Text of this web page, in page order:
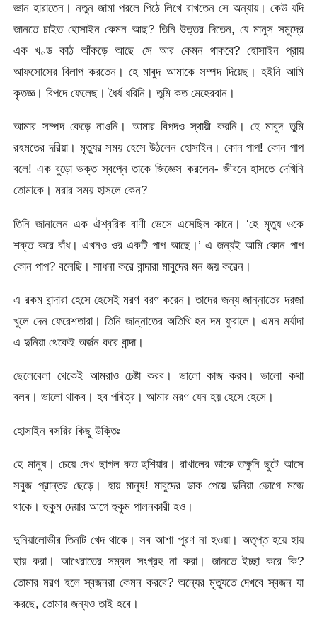
জ্ঞান হারাতেন। নতুন জামা পরলে পিঠে লিখে রাখতেন সে অন্যায়। কেউ যদি
জানতে চাইত হোসাইন কেমন আছ? তিনি উত্তর দিতেন, যে মানুস সমুদ্রে
এক খণ্ড কাঠ আঁকড়ে আছে সে আর কেমন থাকবে? হোসাইন প্রায়
আফসোসের বিলাপ করতেন। হে মাবুদ আমাকে সম্পদ দিয়েছ। হইনি আমি
কৃতজ্ঞ। বিপদে ফেলেছ। ধৈর্য ধরিনি। তুমি কত মেহেরবান।
আমার সম্পদ কেড়ে নাওনি। আমার বিপদও স্থায়ী করনি। হে মাবুদ তুমি
রহমতের দরিয়া। মৃত্যুর সময় হেসে উঠলেন হোসাইন। কোন পাপ! কোন পাপ
বলে! এক বুড়ো ভক্ত স্বপ্নে তাকে জিজ্ঞেস করলেন- জীবনে হাসতে দেখিনি
তোমাকে। মরার সময় হাসলে কেন?
তিনি জানালেন এক ঐশ্বরিক বাণী ভেসে এসেছিল কানে। ‘হে মৃত্যু ওকে
শক্ত করে বাঁধ। এখনও ওর একটি পাপ আছে।’ এ জন্যই আমি কোন পাপ
কোন পাপ? বলেছি। সাধনা করে বান্দারা মাবুদের মন জয় করেন।
এ রকম বান্দারা হেসে হেসেই মরণ বরণ করেন। তাদের জন্য জান্নাতের দরজা
খুলে দেন ফেরেশতারা। তিনি জান্নাতের অতিথি হন দম ফুরালে। এমন মর্যাদা
এ দুনিয়া থেকেই অর্জন করে বান্দা।
ছেলেবেলা থেকেই আমরাও চেষ্টা করব। ভালো কাজ করব। ভালো কথা
বলব। ভালো থাকব। হব পবিত্র। আমার মরণ যেন হয় হেসে হেসে।
হোসাইন বসরির কিছু উক্তিঃ
হে মানুষ। চেয়ে দেখ ছাগল কত হুশিয়ার। রাখালের ডাকে তক্ষুনি ছুটে আসে
সবুজ প্রান্তর ছেড়ে। হায় মানুষ! মাবুদের ডাক পেয়ে দুনিয়া ভোগে মজে
থাকে। হুকুম দেয়ার আগে হুকুম পালনকারী হও।
দুনিয়ালোভীর তিনটি খেদ থাকে। সব আশা পূরণ না হওয়া। অতৃপ্ত হয়ে হায়
হায় করা। আখেরাতের সম্বল সংগ্রহ না করা। জানতে ইচ্ছা করে কি?
তোমার মরণ হলে স্বজনরা কেমন করবে? অন্যের মৃত্যুতে দেখবে স্বজন যা
করছে, তোমার জন্যও তাই হবে।